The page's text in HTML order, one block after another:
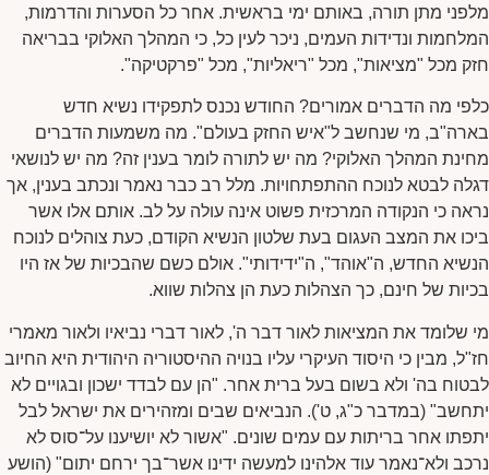
מלפני מתן תורה, באותם ימי בראשית. אחר כל הסערות והדרמות,
המלחמות ונדידות העמים, ניכר לעין כל, כי המהלך האלוקי בבריאה
חזק מכל "מציאות", מכל "ריאליות", מכל "פרקטיקה".
כלפי מה הדברים אמורים? החודש נכנס לתפקידו נשיא חדש
בארה"ב, מי שנחשב ל"איש החזק בעולם". מה משמעות הדברים
מחינת המהלך האלוקי? מה יש לתורה לומר בענין זה? מה יש לנושאי
דגלה לבטא לנוכח ההתפתחויות. מלל רב כבר נאמר ונכתב בענין, אך
נראה כי הנקודה המרכזית פשוט אינה עולה על לב. אותם אלו אשר
ביכו את המצב העגום בעת שלטון הנשיא הקודם, כעת צוהלים לנוכח
הנשיא החדש, ה"אוהד", ה"ידידותי". אולם כשם שהבכיות של אז היו
בכיות של חינם, כך הצהלות כעת הן צהלות שווא.
מי שלומד את המציאות לאור דבר ה', לאור דברי נביאיו ולאור מאמרי
חז"ל, מבין כי היסוד העיקרי עליו בנויה ההיסטוריה היהודית היא החיוב
לבטוח בה' ולא בשום בעל ברית אחר. "הן עם לבדד ישכון ובגויים לא
יתחשב" (במדבר כ"ג, ט'). הנביאים שבים ומזהירים את ישראל לבל
יתפתו אחר בריתות עם עמים שונים. "אשור לא יושיענו על־סוס לא
נרכב ולא־נאמר עוד אלהינו למעשה ידינו אשר־בך ירחם יתום" (הושע